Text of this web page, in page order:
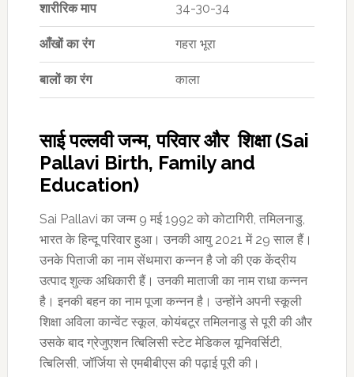
शारीरिक माप 34-30-34
आँखों का रंग गहरा भूरा
बालों का रंग काला
साई पल्लवी जन्म, परिवार और शिक्षा (Sai
Pallavi Birth, Family and
Education)
Sai Pallavi का जन्म 9 मई 1992 को कोटागिरी, तमिलनाडु,
भारत के हिन्दू परिवार हुआ। उनकी आयु 2021 में 29 साल हैं।
उनके पिताजी का नाम सेंथमारा कन्नन है जो की एक केंद्रीय
उत्पाद शुल्क अधिकारी हैं। उनकी माताजी का नाम राधा कन्नन
है। इनकी बहन का नाम पूजा कन्नन है। उन्होंने अपनी स्कूली
शिक्षा अविला कान्वेंट स्कूल, कोयंबटूर तमिलनाडु से पूरी की और
उसके बाद ग्रेजुएशन त्बिलिसी स्टेट मेडिकल यूनिवर्सिटी,
त्बिलिसी, जॉर्जिया से एमबीबीएस की पढ़ाई पूरी की।